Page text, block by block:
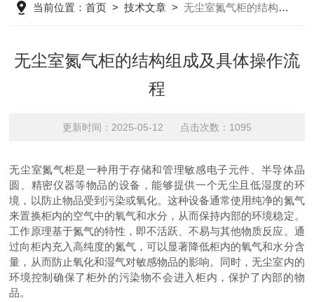
当前位置：首页 >技术文章 >无尘室氮气柜的结构组成及具体操作流程
无尘室氮气柜的结构组成及具体操作流
程
更新时间：2025-05-12 点击次数：1095
无尘室氮气柜是一种用于存储和管理敏感电子元件、半导体晶
圆、精密仪器等物品的设备，能够提供一个无尘且低湿度的环
境，以防止物品受到污染或氧化。这种设备通常使用纯净的氮气
来置换柜内的空气中的氧气和水分，从而保持内部的环境稳定。
工作原理基于氮气的特性，即不活跃、不易与其他物质反应。通
过向柜内充入高纯度的氮气，可以显著降低柜内的氧气和水分含
量，从而防止氧化和湿气对敏感物品的影响。同时，无尘室内的
环境控制确保了柜外的污染物不会进入柜内，保护了内部的物
品。